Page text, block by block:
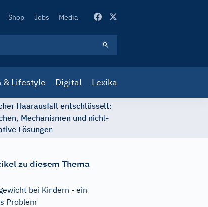
Secondary
Shop Jobs Media
& Lifestyle Digital Lexika
Haarausfall entschlüsselt:
Mechanismen und nicht-
Lösungen
zu diesem Thema
bei Kindern - ein
Problem